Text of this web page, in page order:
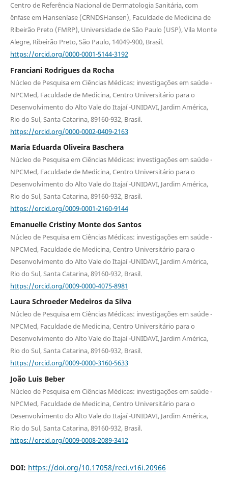
Centro de Referência Nacional de Dermatologia Sanitária, com
ênfase em Hanseníase (CRNDSHansen), Faculdade de Medicina de
Ribeirão Preto (FMRP), Universidade de São Paulo (USP), Vila Monte
Alegre, Ribeirão Preto, São Paulo, 14049-900, Brasil.
https://orcid.org/0000-0001-5144-3192
Franciani Rodrigues da Rocha
Núcleo de Pesquisa em Ciências Médicas: investigações em saúde -
NPCMed, Faculdade de Medicina, Centro Universitário para o
Desenvolvimento do Alto Vale do Itajaí -UNIDAVI, Jardim América,
Rio do Sul, Santa Catarina, 89160-932, Brasil.
https://orcid.org/0000-0002-0409-2163
Maria Eduarda Oliveira Baschera
Núcleo de Pesquisa em Ciências Médicas: investigações em saúde -
NPCMed, Faculdade de Medicina, Centro Universitário para o
Desenvolvimento do Alto Vale do Itajaí -UNIDAVI, Jardim América,
Rio do Sul, Santa Catarina, 89160-932, Brasil.
https://orcid.org/0009-0001-2160-9144
Emanuelle Cristiny Monte dos Santos
Núcleo de Pesquisa em Ciências Médicas: investigações em saúde -
NPCMed, Faculdade de Medicina, Centro Universitário para o
Desenvolvimento do Alto Vale do Itajaí -UNIDAVI, Jardim América,
Rio do Sul, Santa Catarina, 89160-932, Brasil.
https://orcid.org/0009-0000-4075-8981
Laura Schroeder Medeiros da Silva
Núcleo de Pesquisa em Ciências Médicas: investigações em saúde -
NPCMed, Faculdade de Medicina, Centro Universitário para o
Desenvolvimento do Alto Vale do Itajaí -UNIDAVI, Jardim América,
Rio do Sul, Santa Catarina, 89160-932, Brasil.
https://orcid.org/0009-0000-3160-5633
João Luis Beber
Núcleo de Pesquisa em Ciências Médicas: investigações em saúde -
NPCMed, Faculdade de Medicina, Centro Universitário para o
Desenvolvimento do Alto Vale do Itajaí -UNIDAVI, Jardim América,
Rio do Sul, Santa Catarina, 89160-932, Brasil.
https://orcid.org/0009-0008-2089-3412
DOI: https://doi.org/10.17058/reci.v16i.20966